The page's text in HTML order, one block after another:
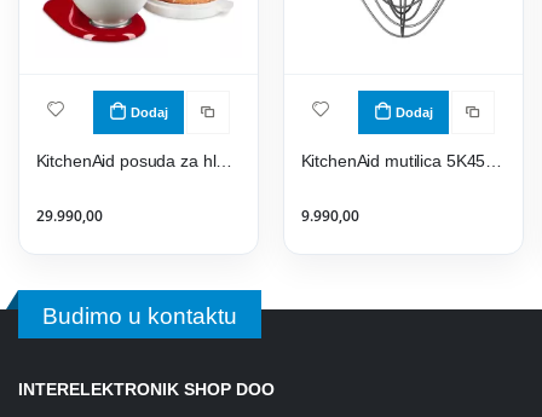
Dodaj
KitchenAid posuda za hleb 5KSM2CB5GBS
29.990,00
Dodaj
9.990,00
Budimo u kontaktu
INTERELEKTRONIK SHOP DOO